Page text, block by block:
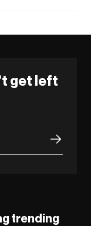
get left
trending